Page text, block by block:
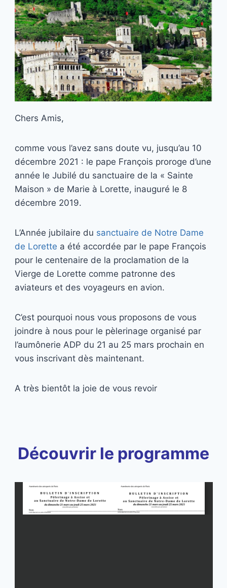
Chers Amis,
comme vous l’avez sans doute vu, jusqu’au 10
décembre 2021 : le pape François proroge d’une
année le Jubilé du sanctuaire de la « Sainte
Maison » de Marie à Lorette, inauguré le 8
décembre 2019.
L’Année jubilaire du sanctuaire de Notre Dame
de Lorette a été accordée par le pape François
pour le centenaire de la proclamation de la
Vierge de Lorette comme patronne des
aviateurs et des voyageurs en avion.
C’est pourquoi nous vous proposons de vous
joindre à nous pour le pèlerinage organisé par
l’aumônerie ADP du 21 au 25 mars prochain en
vous inscrivant dès maintenant.
A très bientôt la joie de vous revoir
Découvrir le programme